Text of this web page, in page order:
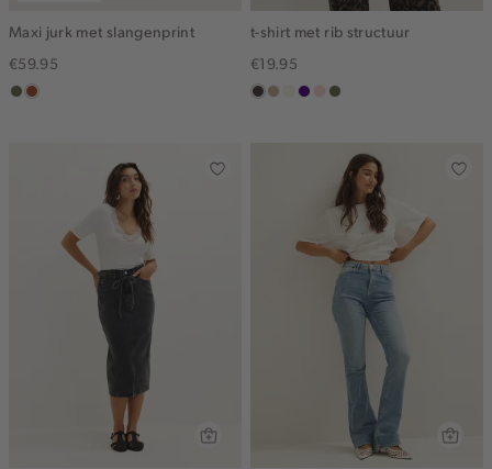
Maxi jurk met slangenprint
€59.95
groen,
bruin
t-shirt met rib structuur
€19.95
chocozandwit,indigo
pinkgroen,